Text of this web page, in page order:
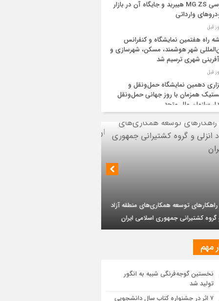
بررسی MG ZS هیبرید و جایگاه آن در بازار
وارداتی
راه هفتمین نمایشگاه و کنفرانس
شهر هوشمند، مسکن، شهرسازی و
شهری ترسیم شد
دهمین نمایشگاه حمل‌ونقل و
همزمان با روز جهانی حمل‌ونقل
سازمان ملل متحد
و عراق قرارداد خط لوله انتقال نفت را
کردند
کلید امنیت معیشتی خانوارها
نفت اعضای اوپک پلاس روی کاغذ
اجرای طرح تخصیص یارانه سوخت از
اجرایی پروژه تصفیه پساب شهری؛
تبریز در مسیر تحقق صنعت سبز
بر تداوم حمایت از فاز دوم توسعه میدان
مهم
نخستین گوجه‌فرنگی شبیه به انگور
تولید شد
۷ اثر در جشنواره کتاب سال دانشجویی